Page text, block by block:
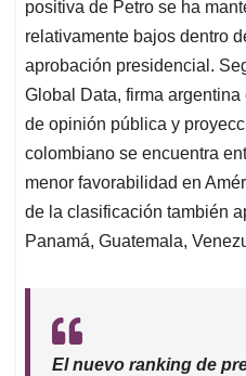
positiva de Petro se ha
relativamente bajos dentro
aprobación presidencial.
Global Data, firma
de opinión pública y
colombiano se encuentra
menor favorabilidad en
de la clasificación también
Panamá, Guatemala,
El nuevo ranking de